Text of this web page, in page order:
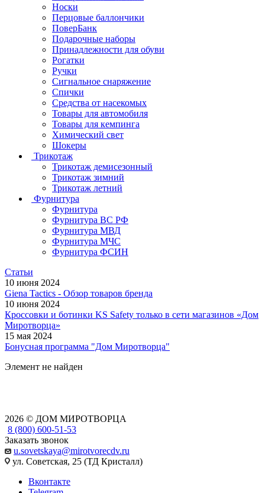
Носки
Перцовые баллончики
ПоверБанк
Подарочные наборы
Принадлежности для обуви
Рогатки
Ручки
Сигнальное снаряжение
Спички
Средства от насекомых
Товары для автомобиля
Товары для кемпинга
Химический свет
Шокеры
Трикотаж
Трикотаж демисезонный
Трикотаж зимний
Трикотаж летний
Фурнитура
Фурнитура
Фурнитура ВС РФ
Фурнитура МВД
Фурнитура МЧС
Фурнитура ФСИН
Статьи
10 июня 2024
Giena Tactics - Обзор товаров бренда
10 июня 2024
Кроссовки и ботинки KS Safety только в сети магазинов «Дом
Миротворца»
15 мая 2024
Бонусная программа "Дом Миротворца"
Элемент не найден
2026 © ДОМ МИРОТВОРЦА
8 (800) 600-51-53
Заказать звонок
u.sovetskaya@mirotvorecdv.ru
ул. Советская, 25 (ТД Кристалл)
Вконтакте